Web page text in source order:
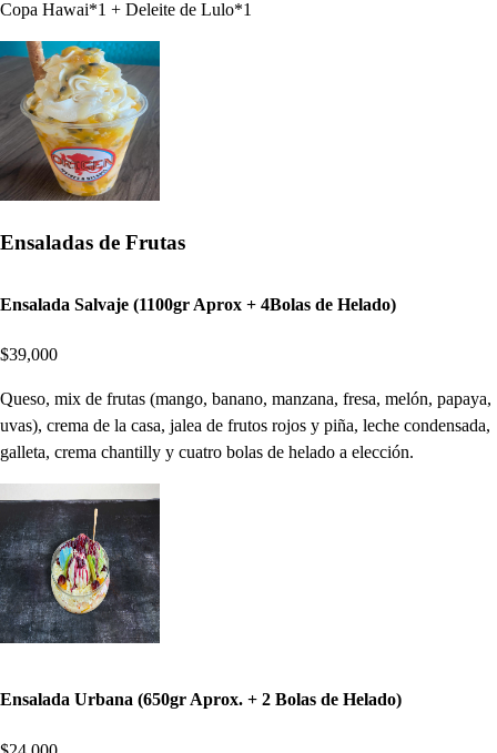
Copa Hawai*1 + Deleite de Lulo*1
Ensaladas de Frutas
Ensalada Salvaje (1100gr Aprox + 4Bolas de Helado)
$39,000
Queso, mix de frutas (mango, banano, manzana, fresa, melón, papaya,
uvas), crema de la casa, jalea de frutos rojos y piña, leche condensada,
galleta, crema chantilly y cuatro bolas de helado a elección.
Ensalada Urbana (650gr Aprox. + 2 Bolas de Helado)